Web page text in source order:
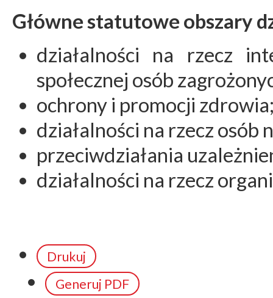
Główne statutowe obszary
działalności na rzecz
społecznej osób
ochrony i promocji
działalności na rzecz osób
przeciwdziałania
działalności na rzecz
Drukuj
Generuj PDF